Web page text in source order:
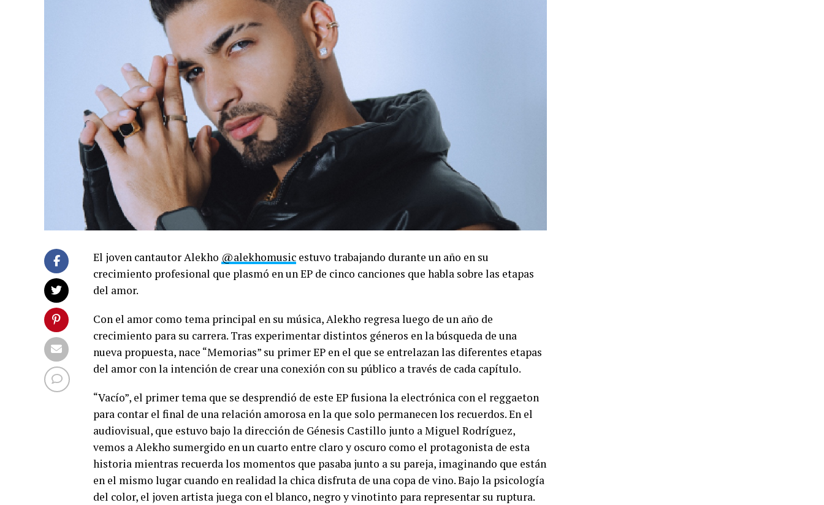
El joven cantautor Alekho @alekhomusic estuvo trabajando durante un año en su
crecimiento profesional que plasmó en un EP de cinco canciones que habla sobre las etapas
del amor.
Con el amor como tema principal en su música, Alekho regresa luego de un año de
crecimiento para su carrera. Tras experimentar distintos géneros en la búsqueda de una
nueva propuesta, nace “Memorias” su primer EP en el que se entrelazan las diferentes etapas
del amor con la intención de crear una conexión con su público a través de cada capítulo.
“Vacío”, el primer tema que se desprendió de este EP fusiona la electrónica con el reggaeton
para contar el final de una relación amorosa en la que solo permanecen los recuerdos. En el
audiovisual, que estuvo bajo la dirección de Génesis Castillo junto a Miguel Rodríguez,
vemos a Alekho sumergido en un cuarto entre claro y oscuro como el protagonista de esta
historia mientras recuerda los momentos que pasaba junto a su pareja, imaginando que están
en el mismo lugar cuando en realidad la chica disfruta de una copa de vino. Bajo la psicología
del color, el joven artista juega con el blanco, negro y vinotinto para representar su ruptura.